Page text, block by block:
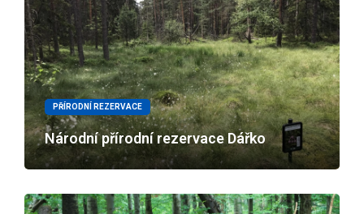
PŘÍRODNÍ REZERVACE
Národní přírodní rezervace Dářko